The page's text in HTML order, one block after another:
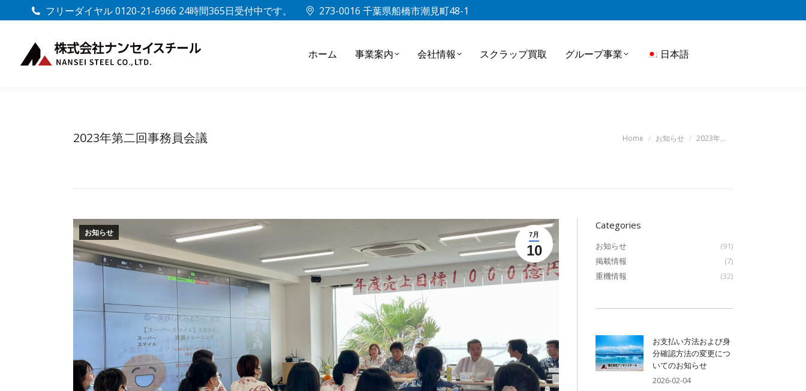
フリーダイヤル 0120-21-6966 24時間365日受付中です。 273-0016 千葉県船橋市潮見町48-1
ホーム 事業案内 会社情報 スクラップ買取 グループ事業 日本語
2023年第二回事務員会議 You are here:
Home お知らせ 2023年…
7月
10
お知らせ
Categories
お知らせ
(91)
掲載情報
(7)
重機情報
(32)
お支払い方法および身
分確認方法の変更につ
いてのお知らせ
2026-02-04